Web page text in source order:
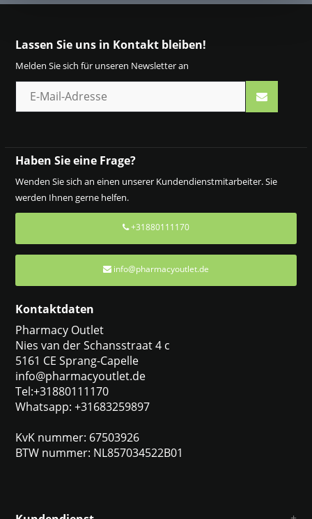
Lassen Sie uns in Kontakt bleiben!
Melden Sie sich für unseren Newsletter an
Haben Sie eine Frage?
Wenden Sie sich an einen unserer Kundendienstmitarbeiter. Sie
werden Ihnen gerne helfen.
+31880111170
info@pharmacyoutlet.de
Kontaktdaten
Pharmacy Outlet
Nies van der Schansstraat 4 c
5161 CE Sprang-Capelle
info@pharmacyoutlet.de
Tel:+31880111170
Whatsapp: +31683259897
KvK nummer: 67503926
BTW nummer: NL857034522B01